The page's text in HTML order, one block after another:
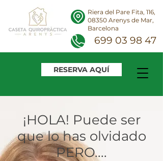
Riera del Pare Fita, 116,
08350 Arenys de Mar,
Barcelona
699 03 98 47
RESERVA AQUÍ
¡HOLA! Puede ser
que lo has olvidado
PERO....